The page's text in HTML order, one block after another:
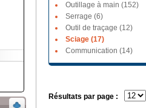
Outillage à main (152)
Serrage (6)
Outil de traçage (12)
Sciage (17)
Communication (14)
Résultats par page :